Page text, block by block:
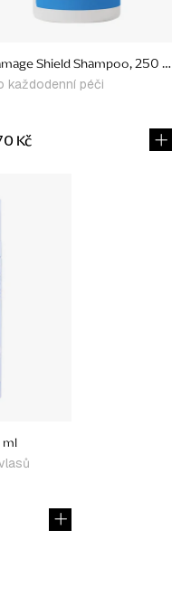
Shield Shampoo, 250 ml
každodenní péči
Kč
ml